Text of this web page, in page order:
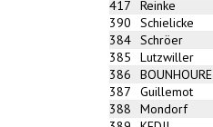
417
Reinke
390
Schielicke
384 Schröer
385
Lutzwiller
386
BOUNHOURE
387
Guillemot
388
Mondorf